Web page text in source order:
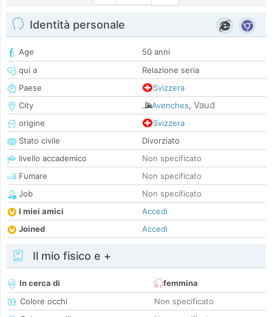
Identità personale
Age
50 anni
qui a
Relazione seria
Paese
Svizzera
City
Avenches, Vaud
origine
Svizzera
Stato civile
Divorziato
livello accademico
Non specificato
Fumare
Non specificato
Job
Non specificato
I miei amici
Accedi
Joined
Accedi
Il mio fisico e +
In cerca di
femmina
Colore occhi
Non specificato